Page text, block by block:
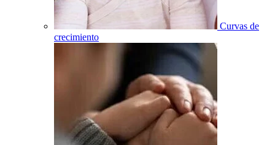
Curvas de
crecimiento